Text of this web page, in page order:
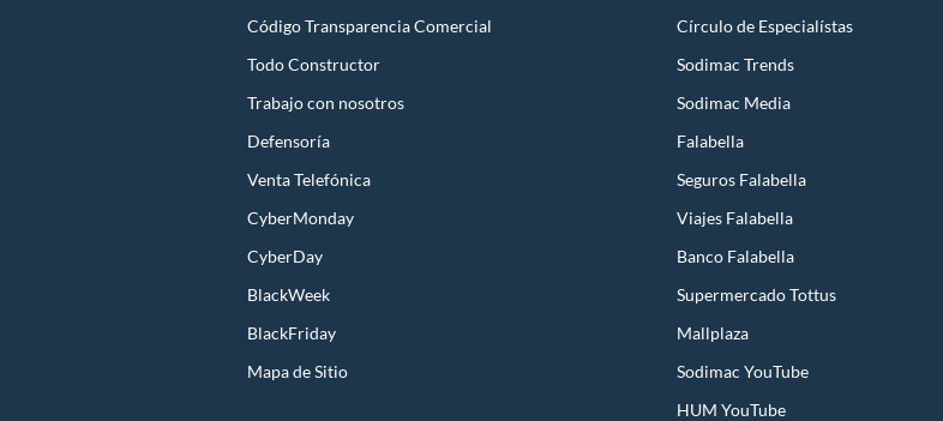
Código Transparencia Comercial
Todo Constructor
Trabajo con nosotros
Defensoría
Venta Telefónica
CyberMonday
CyberDay
BlackWeek
BlackFriday
Mapa de Sitio
Círculo de Especialístas
Sodimac Trends
Sodimac Media
Falabella
Seguros Falabella
Viajes Falabella
Banco Falabella
Supermercado Tottus
Mallplaza
Sodimac YouTube
HUM YouTube